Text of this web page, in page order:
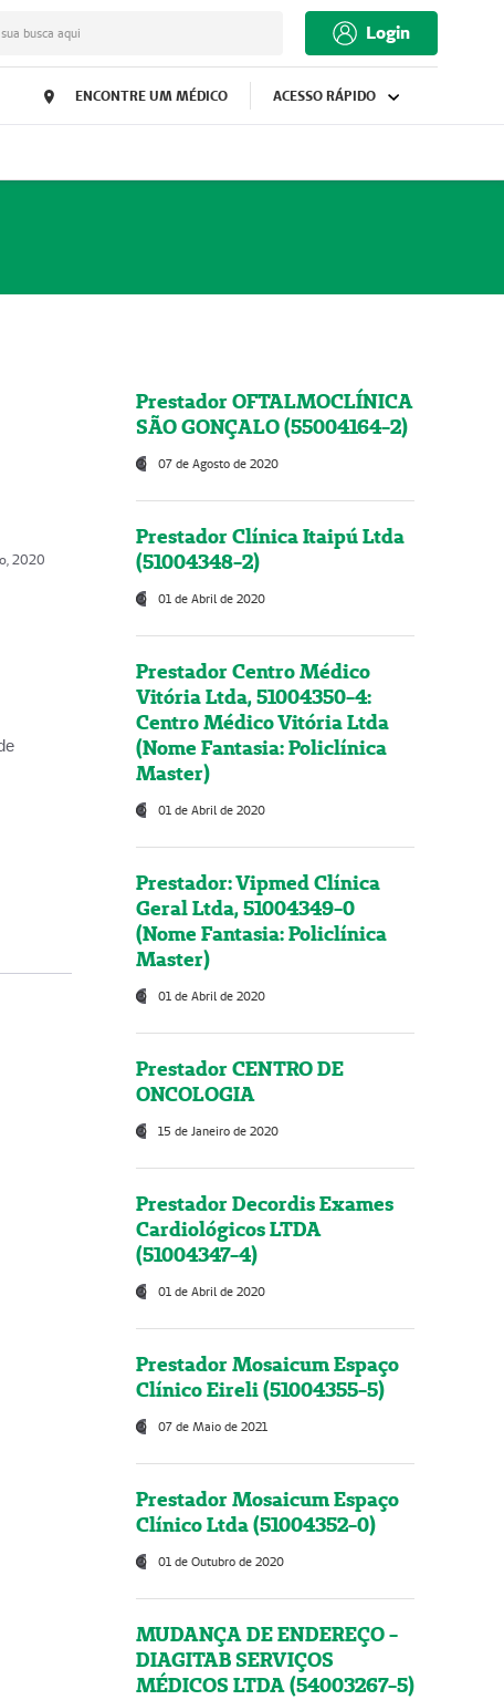
busca aqui Login
ENCONTRE UM MÉDICO ACESSO RÁPIDO
2020
Prestador OFTALMOCLÍNICA
SÃO GONÇALO (55004164-2)
07 de Agosto de 2020
Prestador Clínica Itaipú Ltda
(51004348-2)
01 de Abril de 2020
Prestador Centro Médico
Vitória Ltda, 51004350-4:
Centro Médico Vitória Ltda
(Nome Fantasia: Policlínica
Master)
01 de Abril de 2020
Prestador: Vipmed Clínica
Geral Ltda, 51004349-0
(Nome Fantasia: Policlínica
Master)
01 de Abril de 2020
Prestador CENTRO DE
ONCOLOGIA
15 de Janeiro de 2020
Prestador Decordis Exames
Cardiológicos LTDA
(51004347-4)
01 de Abril de 2020
Prestador Mosaicum Espaço
Clínico Eireli (51004355-5)
07 de Maio de 2021
Prestador Mosaicum Espaço
Clínico Ltda (51004352-0)
01 de Outubro de 2020
MUDANÇA DE ENDEREÇO -
DIAGITAB SERVIÇOS
MÉDICOS LTDA (54003267-5)